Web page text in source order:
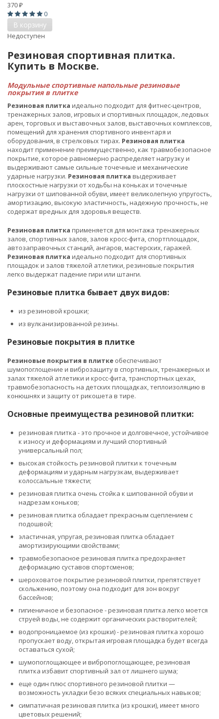
370 ₽
0
В корзину
Недоступен
Резиновая спортивная плитка.
Купить в Москве.
Модульные спортивные напольные резиновые
покрытия в плитке
Резиновая плитка идеально подходит для фитнес-центров,
тренажерных залов, игровых и спортивных площадок, ледовых
арен, торговых и выставочных залов, выставочных комплексов,
помещений для хранения спортивного инвентаря и
оборудования, в стрелковых тирах. Резиновая плитка
находит применение преимущественно, как травмобезопасное
покрытие, которое равномерно распределяет нагрузку и
выдерживают самые сильные точечные и механические
ударные нагрузки. Резиновая плитка выдерживает
плоскостные нагрузки от ходьбы на коньках и точечные
нагрузки от шипованной обуви, имеет великолепную упругость,
амортизацию, высокую эластичность, надежную прочность, не
содержат вредных для здоровья веществ.
Резиновая плитка применяется для монтажа тренажерных
залов, спортивных залов, залов кросс-фита, спортплощадок,
автозаправочных станций, ангаров, мастерских, гаражей.
Резиновая плитка идеально подходит для спортивных
площадок и залов тяжелой атлетики, резиновые покрытия
легко выдержат падение гири или штанги.
Резиновые плитка бывает двух видов:
из резиновой крошки;
из вулканизированной резины.
Резиновые покрытия в плитке
Резиновые покрытия в плитке обеспечивают
шумопоглощение и виброзащиту в спортивных, тренажерных и
залах тяжелой атлетики и кросс-фита, транспортных цехах,
травмобезопасность на детских площадках, теплоизоляцию в
конюшнях и защиту от рикошета в тире.
Основные преимущества резиновой плитки:
резиновая плитка - это прочное и долговечное, устойчивое
к износу и деформациям и лучший спортивный
универсальный пол;
высокая стойкость резиновой плитки к точечным
деформациям и ударным нагрузкам, выдерживает
колоссальные тяжести;
резиновая плитка очень стойка к шипованной обуви и
надрезам коньков;
резиновая плитка обладает прекрасным сцеплением с
подошвой;
эластичная, упругая, резиновая плитка обладает
амортизирующими свойствами;
травмобезопасное резиновая плитка предохраняет
деформацию суставов спортсменов;
шероховатое покрытие резиновой плитки, препятствует
скольжению, поэтому она подходит для зон вокруг
бассейнов;
гигиеничное и безопасное - резиновая плитка легко моется
струей воды, не содержит органических растворителей;
водопроницаемое (из крошки) - резиновая плитка хорошо
пропускает воду, открытая игровая площадка будет всегда
оставаться сухой;
шумопоглощающее и вибропоглощающее, резиновая
плитка избавит спортивный зал от лишнего шума;
еще один плюс спортивного резиновой плитки —
возможность укладки безо всяких специальных навыков;
симпатичная резиновая плитка (из крошки), имеет много
цветовых решений;